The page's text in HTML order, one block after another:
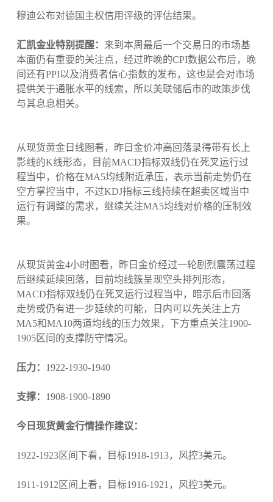
穆迪公布对德国主权信用评级的评估结果。
汇凯金业特别提醒： 来到本周最后一个交易日的市场基
本面仍有重要的关注点，经过昨晚的CPI数据公布后，晚
间还有PPI以及消费者信心指数的发布，这也是会对市场
提供关于通胀水平的线索，所以美联储后市的政策步伐
与其息息相关。
从现货黄金日线图看，昨日金价冲高回落录得带有长上
影线的K线形态，目前MACD指标双线仍在死叉运行过
程当中，价格在MA5均线附近承压，表示当前走势仍在
空方掌控当中，不过KDJ指标三线持续在超卖区域当中
运行有调整的需求，继续关注MA5均线对价格的压制效
果。
从现货黄金4小时图看，昨日金价经过一轮剧烈震荡过程
后继续延续回落，目前均线簇呈现空头排列形态，
MACD指标双线仍在死叉运行过程当中，暗示后市回落
走势或仍有进一步延续的可能，日内可以先关注上方
MA5和MA10两道均线的压力效果，下方重点关注1900-
1905区间的支撑防守情况。
压力： 1922-1930-1940
支撑： 1908-1900-1890
今日现货黄金行情操作建议：
1922-1923区间下看，目标1918-1913，风控3美元。
1911-1912区间上看，目标1916-1921，风控3美元。